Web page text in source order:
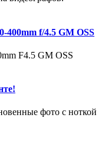
400mm f/4.5 GM OSS
F4.5 GM OSS
фото с ноткой